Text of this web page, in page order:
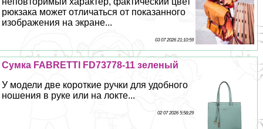
рюкзака может отличаться от показанного
изображения на экране...
03 07 2026 21:10:59
Сумка FABRETTI FD73778-11 зеленый
У модели две короткие ручки для удобного
ношения в руке или на локте...
02 07 2026 5:58:29